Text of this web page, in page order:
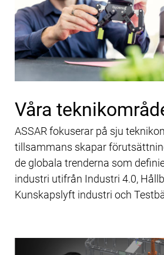
Våra
ASSAR fokuserar på sju
tillsammans skapar
de globala trenderna som
industri utifrån Industri 4.0,
Kunskapslyft industri och